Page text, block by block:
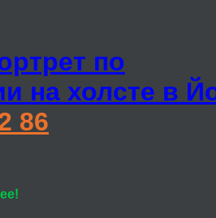
по
на холсте в
86